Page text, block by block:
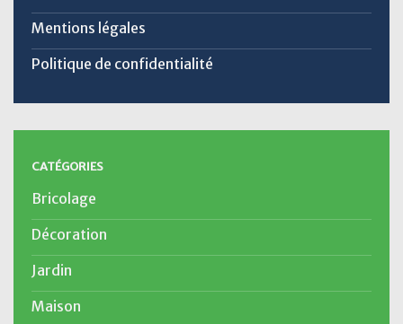
Mentions légales
Politique de confidentialité
CATÉGORIES
Bricolage
Décoration
Jardin
Maison